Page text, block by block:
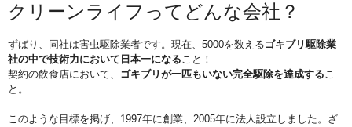
クリーンライフってどんな会社？
ずばり、同社は害虫駆除業者です。現在、5000を数えるゴキブリ駆除業
社の中で技術力において日本一になること！
契約の飲食店において、 ゴキブリが一匹もいない完全駆除を達成するこ
と。
このような目標を掲げ、1997年に創業、2005年に法人設立しました。ざ